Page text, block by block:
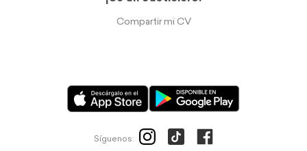
Compartir mi CV
Síguenos: